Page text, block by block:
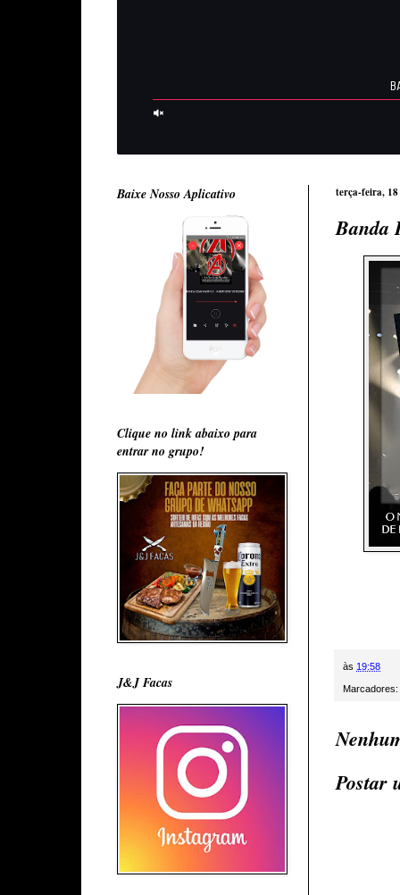
terça-feira,
Banda
às 19:58
Marcadores:
Postar
Baixe Nosso Aplicativo
Clique no link abaixo para
entrar no grupo!
J&J Facas